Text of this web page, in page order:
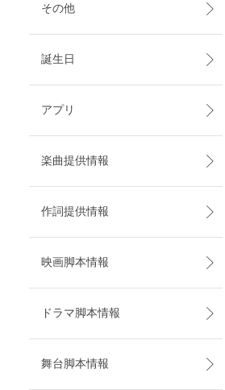
その他
誕生日
アプリ
楽曲提供情報
作詞提供情報
映画脚本情報
ドラマ脚本情報
舞台脚本情報